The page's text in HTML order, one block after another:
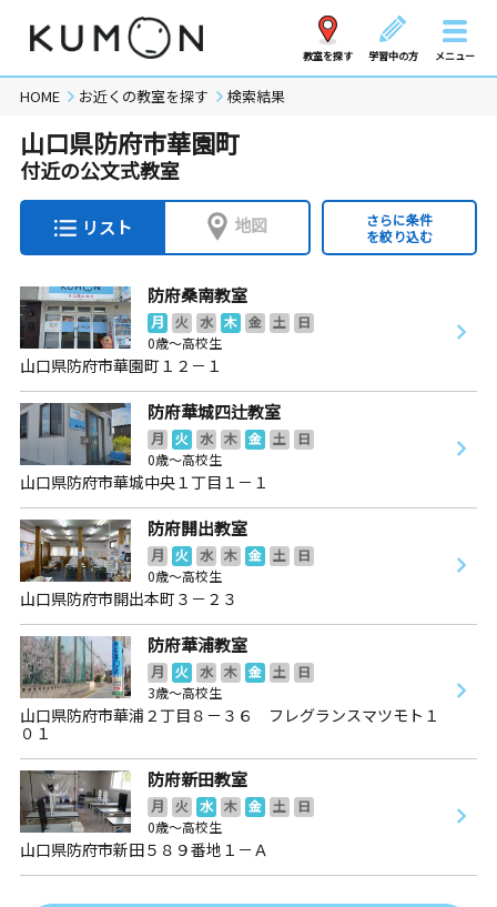
教室を探す 学習中の方 メニュー
HOME お近くの教室を探す 検索結果
山口県防府市華園町
付近の公文式教室
リスト 地図
さらに条件
を絞り込む
防府桑南教室
月 火 水 木 金 土
日
0歳～高校生
山口県防府市華園町１２－１
防府華城四辻教室
月 火 水 木 金 土
日
0歳～高校生
山口県防府市華城中央１丁目１－１
防府開出教室
月 火 水 木 金 土
日
0歳～高校生
山口県防府市開出本町３－２３
防府華浦教室
月 火 水 木 金 土
日
3歳～高校生
山口県防府市華浦２丁目８－３６ フレグランスマツモト１
０１
防府新田教室
月 火 水 木 金 土
日
0歳～高校生
山口県防府市新田５８９番地１－Ａ